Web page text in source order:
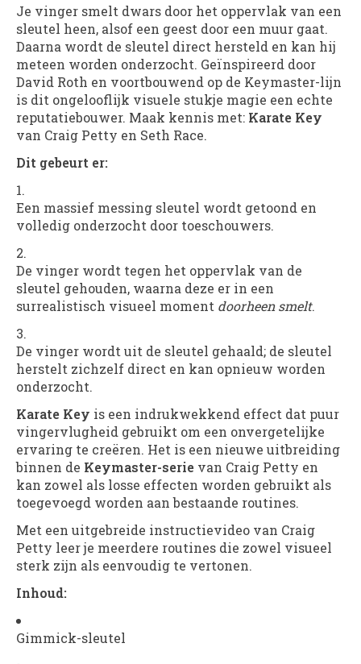
Je vinger smelt dwars door het oppervlak van een
sleutel heen, alsof een geest door een muur gaat.
Daarna wordt de sleutel direct hersteld en kan hij
meteen worden onderzocht. Geïnspireerd door
David Roth en voortbouwend op de Keymaster-lijn
is dit ongelooflijk visuele stukje magie een echte
reputatiebouwer. Maak kennis met: Karate Key
van Craig Petty en Seth Race.
Dit gebeurt er:
Een massief messing sleutel wordt getoond en
volledig onderzocht door toeschouwers.
De vinger wordt tegen het oppervlak van de
sleutel gehouden, waarna deze er in een
surrealistisch visueel moment doorheen smelt.
De vinger wordt uit de sleutel gehaald; de sleutel
herstelt zichzelf direct en kan opnieuw worden
onderzocht.
Karate Key is een indrukwekkend effect dat puur
vingervlugheid gebruikt om een onvergetelijke
ervaring te creëren. Het is een nieuwe uitbreiding
binnen de Keymaster-serie van Craig Petty en
kan zowel als losse effecten worden gebruikt als
toegevoegd worden aan bestaande routines.
Met een uitgebreide instructievideo van Craig
Petty leer je meerdere routines die zowel visueel
sterk zijn als eenvoudig te vertonen.
Inhoud:
Gimmick-sleutel